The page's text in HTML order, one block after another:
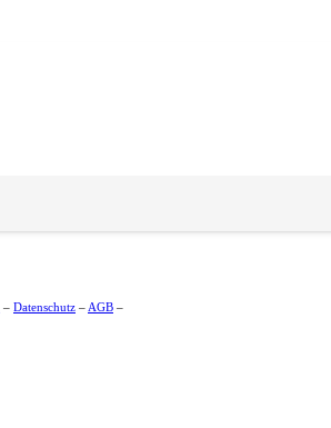
– Datenschutz – AGB –